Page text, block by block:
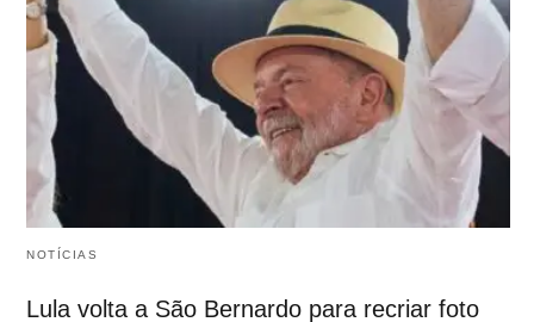
NOTÍCIAS
Lula volta a São Bernardo para recriar foto